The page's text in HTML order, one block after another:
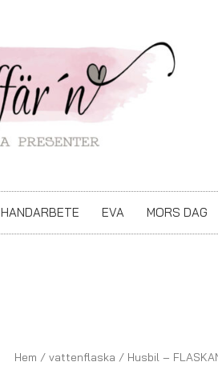
HANDARBETE EVA MORS DAG
Hem / vattenflaska / Husbil –
Husbil